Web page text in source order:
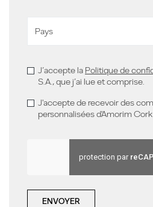
J’accepte la Politique de
S.A., que j’ai lue et comprise.
J'accepte de recevoir des
personnalisées d'Amorim
ENVOYER